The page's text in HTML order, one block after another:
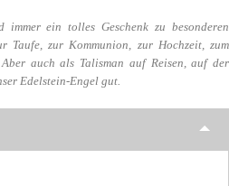
immer ein tolles Geschenk zu besonderen
Taufe, zur Kommunion, zur Hochzeit, zum
auch als Talisman auf Reisen, auf der
Edelstein-Engel gut.